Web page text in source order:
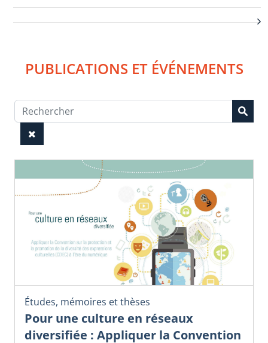
PUBLICATIONS ET ÉVÉNEMENTS
Études, mémoires et thèses
Pour une culture en réseaux
diversifiée : Appliquer la Convention